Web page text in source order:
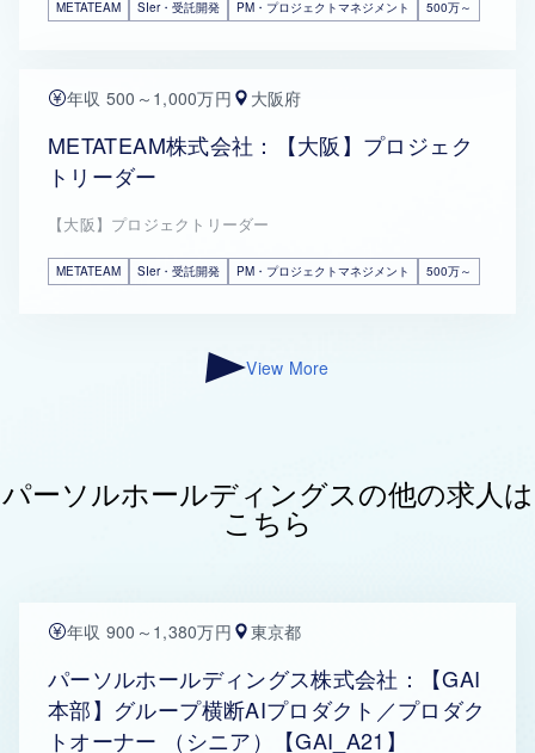
METATEAM SIer・受託開発 PM・プロジェクトマネジメント 500万～
年収 500～1,000万円 大阪府
METATEAM株式会社：【大阪】プロジェク
トリーダー
【大阪】プロジェクトリーダー
METATEAM SIer・受託開発 PM・プロジェクトマネジメント 500万～
View More
パーソルホールディングスの他の求人は
こちら
年収 900～1,380万円 東京都
パーソルホールディングス株式会社：【GAI
本部】グループ横断AIプロダクト／プロダク
トオーナー （シニア）【GAI_A21】